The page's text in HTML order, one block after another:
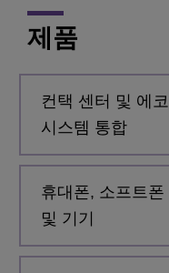
제품
컨택 센터 및 에코
시스템 통합
휴대폰, 소프트폰
및 기기